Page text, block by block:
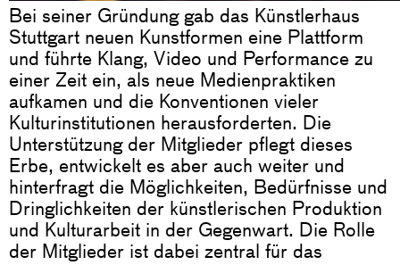
Bei seiner Gründung gab das Künstlerhaus
Stuttgart neuen Kunstformen eine Plattform
und führte Klang, Video und Performance zu
einer Zeit ein, als neue Medienpraktiken
aufkamen und die Konventionen vieler
Kulturinstitutionen herausforderten. Die
Unterstützung der Mitglieder pflegt dieses
Erbe, entwickelt es aber auch weiter und
hinterfragt die Möglichkeiten, Bedürfnisse und
Dringlichkeiten der künstlerischen Produktion
und Kulturarbeit in der Gegenwart. Die Rolle
der Mitglieder ist dabei zentral für das